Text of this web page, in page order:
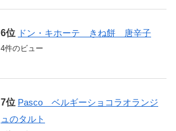
ドン・キホーテ きね餅 唐辛子
4件のビュー
Pasco ベルギーショコラオランジ
ュのタルト